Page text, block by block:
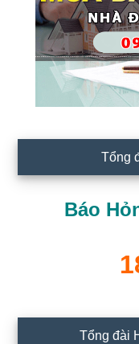
Tổng
Báo
Tổng đài